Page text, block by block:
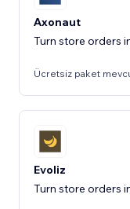
Axonaut
Turn store orders
Ücretsiz paket
Evoliz
Turn store orders